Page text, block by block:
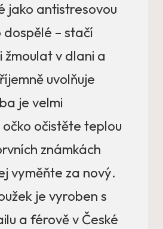
jako antistresovou
dospělé – stačí
žmoulat v dlani a
uvolňuje
je velmi
očistěte teplou
známkách
vyměňte za nový.
je vyroben s
a férově v České